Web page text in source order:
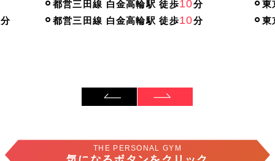
分
都営三田線 白金高輪駅 徒歩10分
都営三田線 白金高輪駅 徒歩10分
東
東
THE PERSONAL GYM